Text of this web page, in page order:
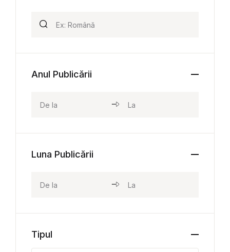
Anul Publicării
Luna Publicării
Tipul